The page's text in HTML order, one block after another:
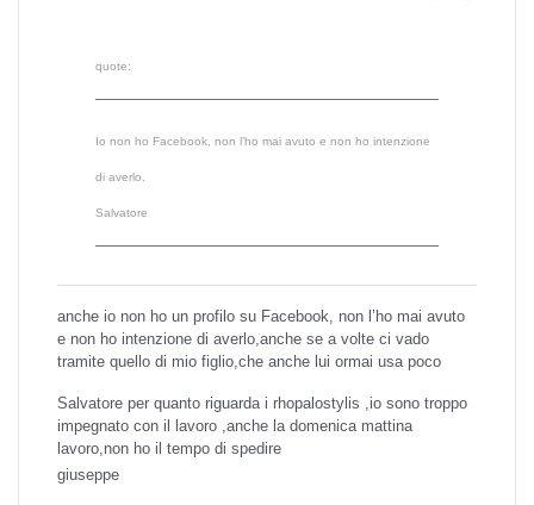
quote:
Io non ho Facebook, non l’ho mai avuto e non ho intenzione
di averlo.
Salvatore
anche io non ho un profilo su Facebook, non l’ho mai avuto
e non ho intenzione di averlo,anche se a volte ci vado
tramite quello di mio figlio,che anche lui ormai usa poco
Salvatore per quanto riguarda i rhopalostylis ,io sono troppo
impegnato con il lavoro ,anche la domenica mattina
lavoro,non ho il tempo di spedire
giuseppe